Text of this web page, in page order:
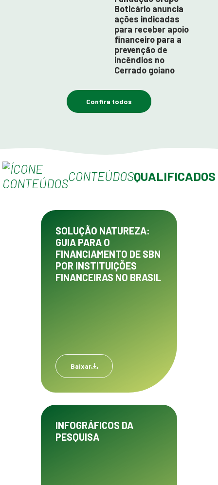
Boticário anuncia
ações indicadas
para receber apoio
financeiro para a
prevenção de
incêndios no
Cerrado goiano
Confira todos
CONTEÚDOSQUALIFICADOS
SOLUÇÃO NATUREZA:
GUIA PARA O
FINANCIAMENTO DE SBN
POR INSTITUIÇÕES
FINANCEIRAS NO BRASIL
Baixar
INFOGRÁFICOS DA
PESQUISA